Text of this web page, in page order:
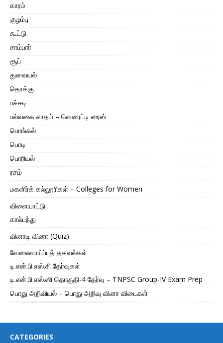
காரம்
குழம்பு
கூட்டு
சாம்பார்
சூப்
துவையல்
தொக்கு
பச்சடி
பல்வகை சாதம் – வெரைட்டி ரைஸ்
பொங்கல்
பொடி
பொரியல்
ரசம்
மகளிர்க் கல்லூரிகள் – Colleges for Women
விளையாட்டு
கால்பந்து
வினாடி வினா (Quiz)
வேலைவாய்ப்புத் தகவல்கள்
டி.என்.பி.எஸ்.சி தேர்வுகள்
டி.என்.பி.எஸ்.ஸி தொகுதி-4 தேர்வு – TNPSC Group-IV Exam Prep
பொது அறிவியல் – பொது அறிவு வினா விடைகள்
CATEGORIES